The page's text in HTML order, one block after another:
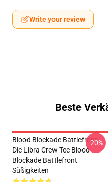
Write your review
Beste
Blood Blockade Battlefront
Die Libra Crew Tee Blood
Blockade Battlefront
Süßigkeiten
-20%